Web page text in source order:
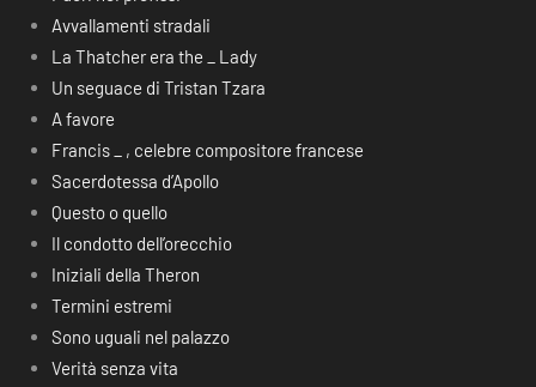
Avvallamenti stradali
La Thatcher era the _ Lady
Un seguace di Tristan Tzara
A favore
Francis _ , celebre compositore francese
Sacerdotessa d’Apollo
Questo o quello
Il condotto dell’orecchio
Iniziali della Theron
Termini estremi
Sono uguali nel palazzo
Verità senza vita